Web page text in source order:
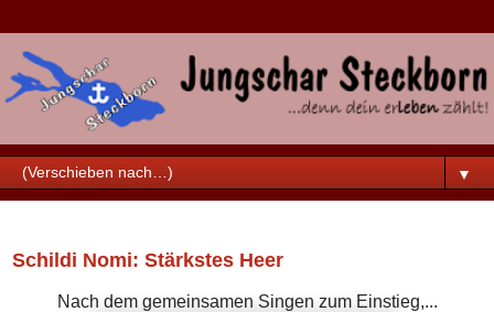
▼
Schildi Nomi: Stärkstes Heer
Nach dem gemeinsamen Singen zum Einstieg,...